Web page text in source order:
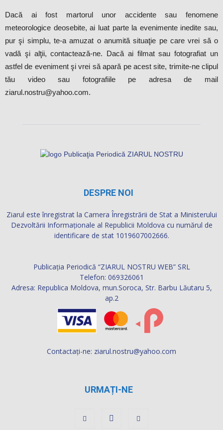
Dacă ai fost martorul unor accidente sau fenomene
meteorologice deosebite, ai luat parte la evenimente inedite sau,
pur şi simplu, te-a amuzat o anumită situaţie pe care vrei să o
vadă şi alţii, contactează-ne. Dacă ai filmat sau fotografiat un
astfel de eveniment şi vrei să apară pe acest site, trimite-ne clipul
tău video sau fotografiile pe adresa de mail
ziarul.nostru@yahoo.com.
DESPRE NOI
Ziarul este înregistrat la Camera Înregistrării de Stat a Ministerului
Dezvoltării Informaţionale al Republicii Moldova cu numărul de
identificare de stat 1019607002666.
Publicația Periodică “ZIARUL NOSTRU WEB” SRL
Telefon: 069326061
Adresa: Republica Moldova, mun.Soroca, Str. Barbu Lăutaru 5,
ap.2
Contactați-ne: ziarul.nostru@yahoo.com
URMAȚI-NE